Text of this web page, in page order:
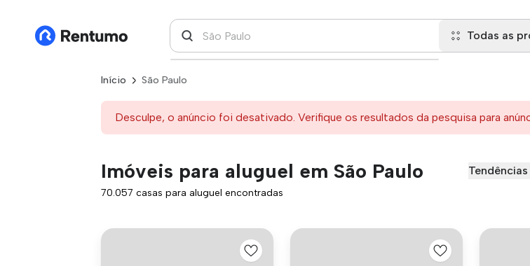
Todas as
Início São Paulo
Desculpe, o anúncio foi desativado. Verifique os resultados da pesquisa para
Imóveis para aluguel em São Paulo Tendências
70.057 casas para aluguel encontradas